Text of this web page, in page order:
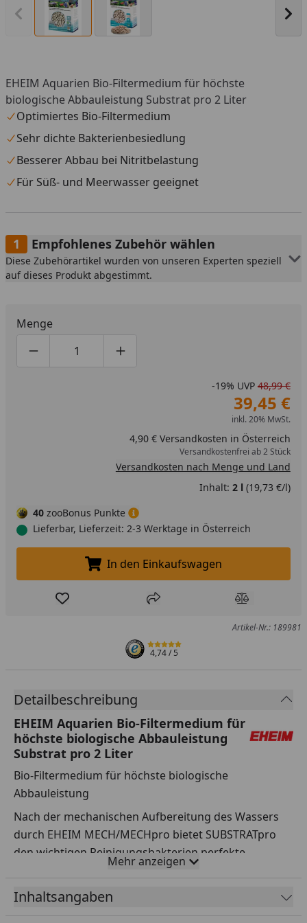
Vorheriges Bild anzeigen
EHEIM Aquarien Bio-Filtermedium für höchste
biologische Abbauleistung Substrat pro 2 Liter
Optimiertes Bio-Filtermedium
Sehr dichte Bakterienbesiedlung
Besserer Abbau bei Nitritbelastung
Für Süß- und Meerwasser geeignet
Empfohlenes Zubehör wählen
Diese Zubehörartikel wurden von unseren Experten speziell
auf dieses Produkt abgestimmt.
Menge
Produktmenge um eins verringern
Produktmenge manuell eingeben
Produktmenge um eins erhöhen
-19% UVP 48,99 €
39,45 €
inkl. 20% MwSt.
4,90 € Versandkosten in Österreich
Versandkostenfrei ab 2 Stück
Versandkosten nach Menge und Land
Inhalt: 2 l (19,73 €/l)
40 zooBonus Punkte
Lieferbar, Lieferzeit: 2-3 Werktage in Österreich
In den Einkaufswagen legen
In den Einkaufswagen
Produkt zur Wunschliste hinzufügen
Teilen Produkt
Artikel-Nr.: 189981
4,74/ 5
Detailbeschreibung
EHEIM Aquarien Bio-Filtermedium für
höchste biologische Abbauleistung
Substrat pro 2 Liter
Bio-Filtermedium für höchste biologische
Abbauleistung
Nach der mechanischen Aufbereitung des Wassers
durch EHEIM MECH/MECHpro bietet SUBSTRATpro
den wichtigen Reinigungsbakterien perfekte
Ansiedlungsbedingungen durch die hohe
Schüttdichte der Kugelform (volle
Volumenausnutzung) und die optimierte
Mehr anzeigen
Inhaltsangaben